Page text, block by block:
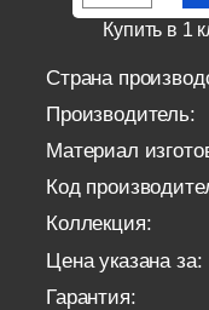
Купить в 1
Страна
Производитель:
Материал
Код
Коллекция:
Цена указана за:
Гарантия: